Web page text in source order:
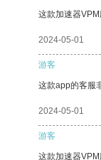
这款加速器
2024-05-01
游客
这款app的客服
2024-05-01
游客
这款加速器